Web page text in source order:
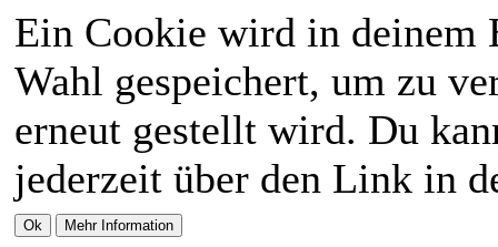
Ein Cookie wird in deinem
Wahl gespeichert, um zu
erneut gestellt wird. Du
jederzeit über den Link in